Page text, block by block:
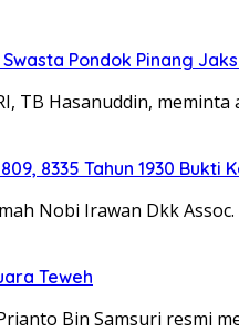
Pondok Pinang
TB Hasanuddin,
8335 Tahun 1930
Nobi Irawan Dkk
Teweh
Bin Samsuri resmi